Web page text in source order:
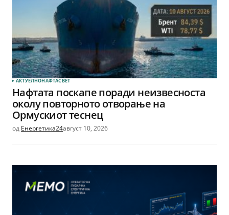
АКТУЕЛНОНАФТАСВЕТ
Нафтата поскапе поради неизвесноста
околу повторното отворање на
Ормускиот теснец
од Енергетика24август 10, 2026